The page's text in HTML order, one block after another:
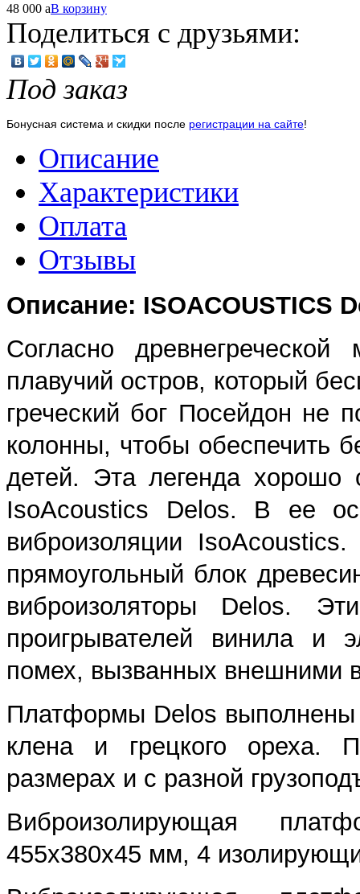
48 000 aВ корзину
Поделиться с друзьями:
Под заказ
Бонусная система и скидки после регистрации на сайте!
Описание
Характеристики
Оплата
Отзывы
Описание: ISOACOUSTICS
Согласно
плавучий остров, который
греческий бог Посейдон не
колонны, чтобы обеспечить
детей. Эта легенда хорошо
IsoAcoustics Delos. В ее
виброизоляции
прямоугольный блок
виброизоляторы Delos.
проигрывателей винила и
помех, вызванных внешними
Платформы Delos выполнены
клена и грецкого ореха.
размерах и с разной
Виброизолирующая
455x380x45 мм, 4